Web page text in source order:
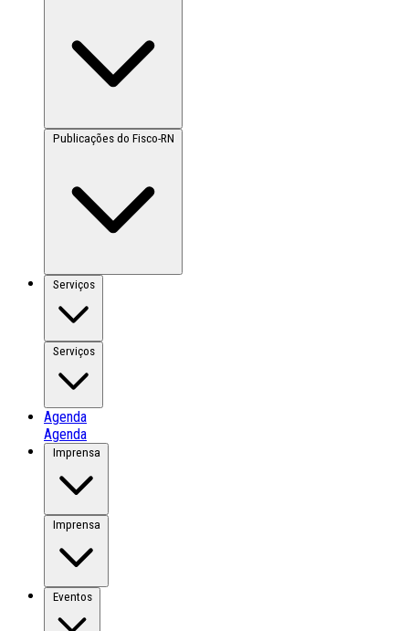
Publicações do Fisco-RN
Serviços
Serviços
Agenda
Agenda
Imprensa
Imprensa
Eventos